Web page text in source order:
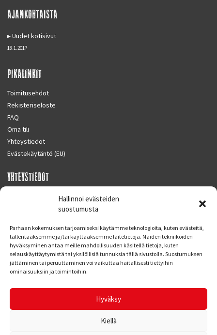
Hallinnoi evästeiden
suostumusta
Parhaan kokemuksen tarjoamiseksi käytämme teknologioita, kuten evästeitä,
tallentaaksemme ja/tai käyttääksemme laitetietoja. Näiden tekniikoiden
hyväksyminen antaa meille mahdollisuuden käsitellä tietoja, kuten
selauskäyttäytymistä tai yksilöllisiä tunnuksia tällä sivustolla. Suostumuksen
jättäminen tai peruuttaminen voi vaikuttaa haitallisesti tiettyihin
ominaisuuksiin ja toimintoihin.
Hyväksy
Kiellä
AJANKOHTAISTA
Uudet kotisivut
18.1.2017
PIKALINKIT
Toimitusehdot
Rekisteriseloste
FAQ
Oma tili
Yhteystiedot
Evästekäytäntö (EU)
YHTEYSTIEDOT
SUPERMOTO CENTER
Finland
Puh. 09 221 7088
info at supermotocenter.fi
Maanantai - Tiistai 09.00 - 17.00